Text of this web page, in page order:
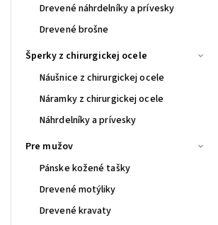
Drevené náhrdelníky a prívesky
Drevené brošne
Šperky z chirurgickej ocele
Náušnice z chirurgickej ocele
Náramky z chirurgickej ocele
Náhrdelníky a prívesky
Pre mužov
Pánske kožené tašky
Drevené motýliky
Drevené kravaty